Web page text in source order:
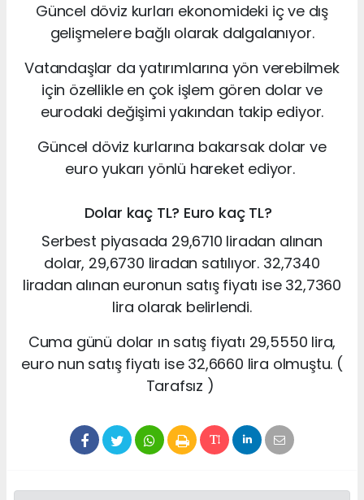
Güncel döviz kurları ekonomideki iç ve dış
gelişmelere bağlı olarak dalgalanıyor.
Vatandaşlar da yatırımlarına yön verebilmek
için özellikle en çok işlem gören dolar ve
eurodaki değişimi yakından takip ediyor.
Güncel döviz kurlarına bakarsak dolar ve
euro yukarı yönlü hareket ediyor.
Dolar kaç TL? Euro kaç TL?
Serbest piyasada 29,6710 liradan alınan
dolar, 29,6730 liradan satılıyor. 32,7340
liradan alınan euronun satış fiyatı ise 32,7360
lira olarak belirlendi.
Cuma günü dolar ın satış fiyatı 29,5550 lira,
euro nun satış fiyatı ise 32,6660 lira olmuştu. (
Tarafsız )